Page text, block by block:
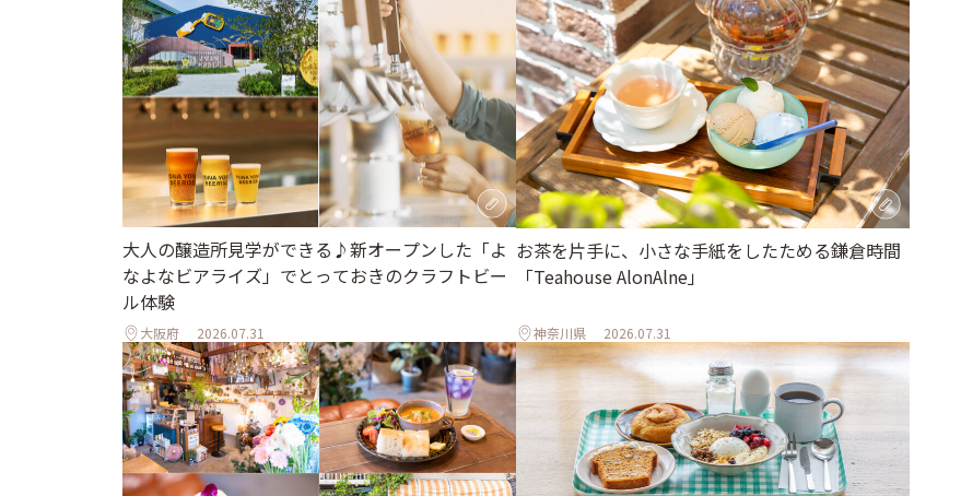
大人の醸造所見学ができる♪新オープンした「よ
なよなビアライズ」でとっておきのクラフトビー
ル体験
大阪府 2026.07.31
お茶を片手に、小さな手紙をしたためる鎌倉時間
「Teahouse AlonAlne」
神奈川県 2026.07.31